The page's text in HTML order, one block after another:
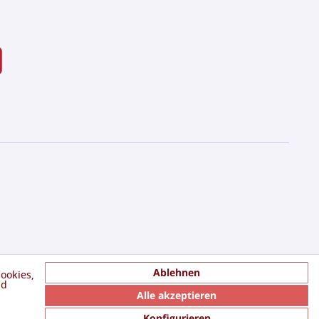
Ablehnen
Alle akzeptieren